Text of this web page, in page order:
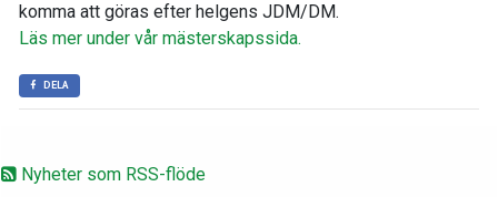
Nyheter som RSS-flöde
komma att göras efter helgens JDM/DM.
Läs mer under vår mästerskapssida.
DELA